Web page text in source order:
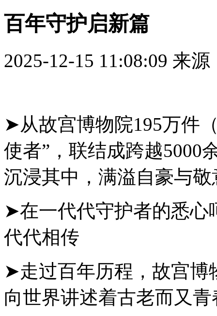
百年守护启新篇
2025-12-15 11:08:09 来
➤从故宫博物院195万件
使者”，联结成跨越5000
沉浸其中，满溢自豪与敬
➤在一代代守护者的悉心
代代相传
➤走过百年历程，故宫博
向世界讲述着古老而又